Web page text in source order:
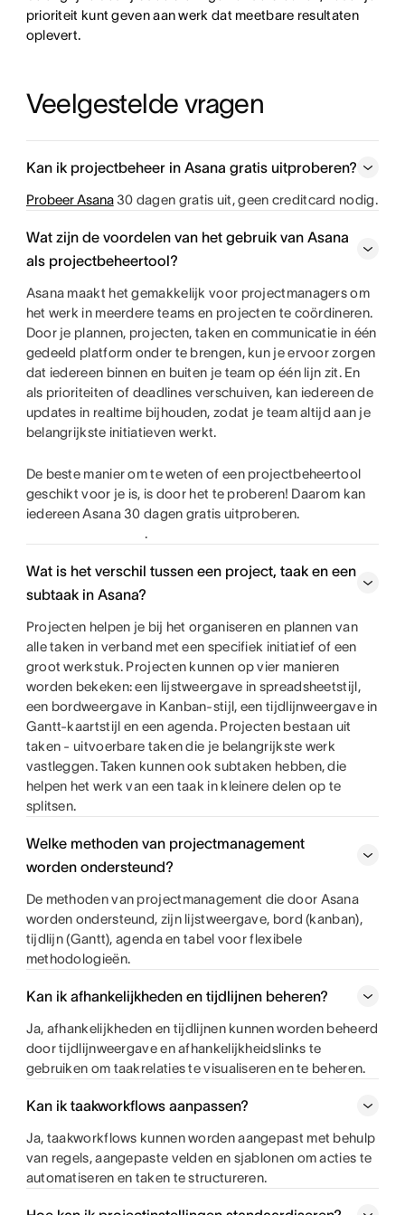
prioriteit kunt geven aan werk dat meetbare resultaten
oplevert.
Veelgestelde vragen
Kan ik projectbeheer in Asana gratis uitproberen?
Probeer Asana30 dagen gratis uit, geen creditcard nodig.
Wat zijn de voordelen van het gebruik van Asana
als projectbeheertool?
Asana maakt het gemakkelijk voor projectmanagers om
het werk in meerdere teams en projecten te coördineren.
Door je plannen, projecten, taken en communicatie in één
gedeeld platform onder te brengen, kun je ervoor zorgen
dat iedereen binnen en buiten je team op één lijn zit. En
als prioriteiten of deadlines verschuiven, kan iedereen de
updates in realtime bijhouden, zodat je team altijd aan je
belangrijkste initiatieven werkt.
De beste manier om te weten of een projectbeheertool
geschikt voor je is, is door het te proberen! Daarom kan
iedereen Asana 30 dagen gratis uitproberen.
.
Wat is het verschil tussen een project, taak en een
subtaak in Asana?
Projecten helpen je bij het organiseren en plannen van
alle taken in verband met een specifiek initiatief of een
groot werkstuk. Projecten kunnen op vier manieren
worden bekeken: een lijstweergave in spreadsheetstijl,
een bordweergave in Kanban-stijl, een tijdlijnweergave in
Gantt-kaartstijl en een agenda. Projecten bestaan uit
taken - uitvoerbare taken die je belangrijkste werk
vastleggen. Taken kunnen ook subtaken hebben, die
helpen het werk van een taak in kleinere delen op te
splitsen.
Welke methoden van projectmanagement
worden ondersteund?
De methoden van projectmanagement die door Asana
worden ondersteund, zijn lijstweergave, bord (kanban),
tijdlijn (Gantt), agenda en tabel voor flexibele
methodologieën.
Kan ik afhankelijkheden en tijdlijnen beheren?
Ja, afhankelijkheden en tijdlijnen kunnen worden beheerd
door tijdlijnweergave en afhankelijkheidslinks te
gebruiken om taakrelaties te visualiseren en te beheren.
Kan ik taakworkflows aanpassen?
Ja, taakworkflows kunnen worden aangepast met behulp
van regels, aangepaste velden en sjablonen om acties te
automatiseren en taken te structureren.